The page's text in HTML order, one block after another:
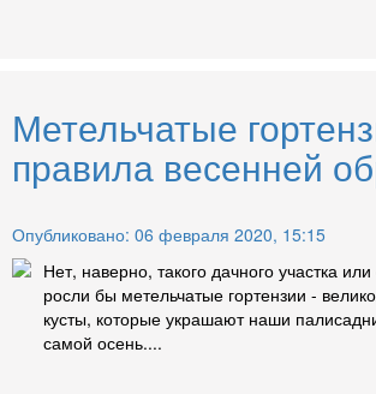
Метельчатые
правила весенней
Опубликовано: 06 февраля 2020, 15:15
Нет, наверно, такого дачного участка
росли бы метельчатые гортензии -
кусты, которые украшают наши
самой осень....